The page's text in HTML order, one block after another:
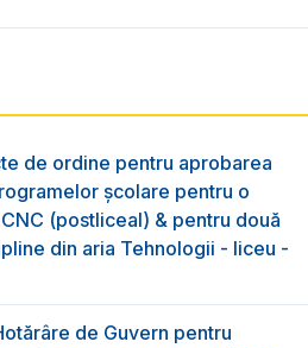
de ordine pentru aprobarea
școlare pentru o
(postliceal) & pentru două
din aria Tehnologii - liceu -
de Guvern pentru